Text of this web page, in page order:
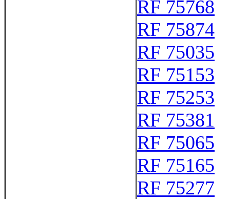
RF 75768
RF 75874
RF 75035
RF 75153
RF 75253
RF 75381
RF 75065
RF 75165
RF 75277